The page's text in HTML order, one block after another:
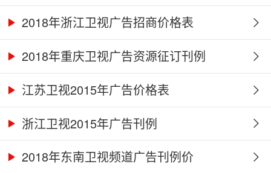
2018年浙江卫视广告招商价格表
2018年重庆卫视广告资源征订刊例
江苏卫视2015年广告价格表
浙江卫视2015年广告刊例
2018年东南卫视频道广告刊例价